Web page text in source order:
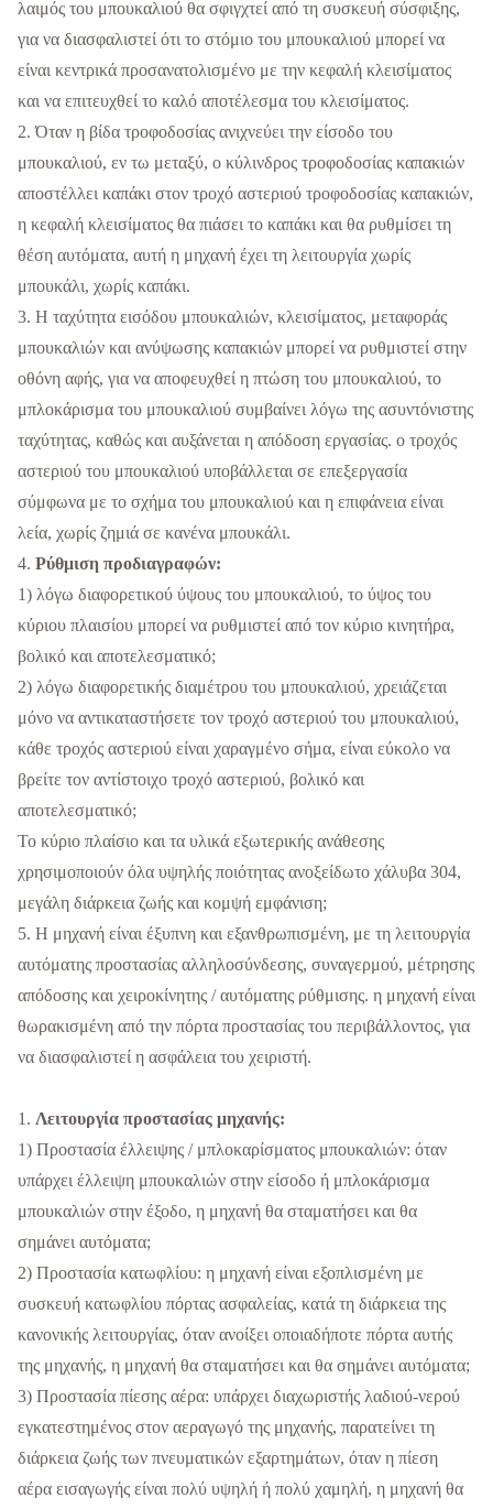
λαιμός του μπουκαλιού θα σφιγχτεί από τη συσκευή σύσφιξης,
για να διασφαλιστεί ότι το στόμιο του μπουκαλιού μπορεί να
είναι κεντρικά προσανατολισμένο με την κεφαλή κλεισίματος
και να επιτευχθεί το καλό αποτέλεσμα του κλεισίματος.
2. Όταν η βίδα τροφοδοσίας ανιχνεύει την είσοδο του
μπουκαλιού, εν τω μεταξύ, ο κύλινδρος τροφοδοσίας καπακιών
αποστέλλει καπάκι στον τροχό αστεριού τροφοδοσίας καπακιών,
η κεφαλή κλεισίματος θα πιάσει το καπάκι και θα ρυθμίσει τη
θέση αυτόματα, αυτή η μηχανή έχει τη λειτουργία χωρίς
μπουκάλι, χωρίς καπάκι.
3. Η ταχύτητα εισόδου μπουκαλιών, κλεισίματος, μεταφοράς
μπουκαλιών και ανύψωσης καπακιών μπορεί να ρυθμιστεί στην
οθόνη αφής, για να αποφευχθεί η πτώση του μπουκαλιού, το
μπλοκάρισμα του μπουκαλιού συμβαίνει λόγω της ασυντόνιστης
ταχύτητας, καθώς και αυξάνεται η απόδοση εργασίας. ο τροχός
αστεριού του μπουκαλιού υποβάλλεται σε επεξεργασία
σύμφωνα με το σχήμα του μπουκαλιού και η επιφάνεια είναι
λεία, χωρίς ζημιά σε κανένα μπουκάλι.
4. Ρύθμιση προδιαγραφών:
1) λόγω διαφορετικού ύψους του μπουκαλιού, το ύψος του
κύριου πλαισίου μπορεί να ρυθμιστεί από τον κύριο κινητήρα,
βολικό και αποτελεσματικό;
2) λόγω διαφορετικής διαμέτρου του μπουκαλιού, χρειάζεται
μόνο να αντικαταστήσετε τον τροχό αστεριού του μπουκαλιού,
κάθε τροχός αστεριού είναι χαραγμένο σήμα, είναι εύκολο να
βρείτε τον αντίστοιχο τροχό αστεριού, βολικό και
αποτελεσματικό;
Το κύριο πλαίσιο και τα υλικά εξωτερικής ανάθεσης
χρησιμοποιούν όλα υψηλής ποιότητας ανοξείδωτο χάλυβα 304,
μεγάλη διάρκεια ζωής και κομψή εμφάνιση;
5. Η μηχανή είναι έξυπνη και εξανθρωπισμένη, με τη λειτουργία
αυτόματης προστασίας αλληλοσύνδεσης, συναγερμού, μέτρησης
απόδοσης και χειροκίνητης / αυτόματης ρύθμισης. η μηχανή είναι
θωρακισμένη από την πόρτα προστασίας του περιβάλλοντος, για
να διασφαλιστεί η ασφάλεια του χειριστή.
1. Λειτουργία προστασίας μηχανής:
1) Προστασία έλλειψης / μπλοκαρίσματος μπουκαλιών: όταν
υπάρχει έλλειψη μπουκαλιών στην είσοδο ή μπλοκάρισμα
μπουκαλιών στην έξοδο, η μηχανή θα σταματήσει και θα
σημάνει αυτόματα;
2) Προστασία κατωφλίου: η μηχανή είναι εξοπλισμένη με
συσκευή κατωφλίου πόρτας ασφαλείας, κατά τη διάρκεια της
κανονικής λειτουργίας, όταν ανοίξει οποιαδήποτε πόρτα αυτής
της μηχανής, η μηχανή θα σταματήσει και θα σημάνει αυτόματα;
3) Προστασία πίεσης αέρα: υπάρχει διαχωριστής λαδιού-νερού
εγκατεστημένος στον αεραγωγό της μηχανής, παρατείνει τη
διάρκεια ζωής των πνευματικών εξαρτημάτων, όταν η πίεση
αέρα εισαγωγής είναι πολύ υψηλή ή πολύ χαμηλή, η μηχανή θα